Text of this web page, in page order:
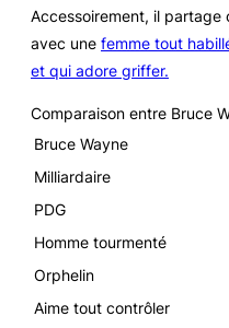
Accessoirement, il partage
avec une femme tout
et qui adore griffer.
Comparaison entre Bruce
Bruce Wayne
Milliardaire
PDG
Homme tourmenté
Orphelin
Aime tout contrôler